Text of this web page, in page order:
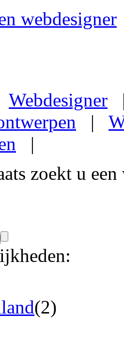
webdesigner
Webdesigner
|
|
zoekt u een
(2)